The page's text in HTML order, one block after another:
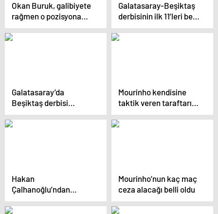
Okan Buruk, galibiyete
rağmen o pozisyona
isyan etti
Galatasaray-Beşiktaş
derbisinin ilk 11’leri belli
oldu
Galatasaray’da
Beşiktaş derbisi
öncesinde büyük bir
sorun patlak verdi
Mourinho kendisine
taktik veren taraftarı
yerin dibine soktu
Hakan
Çalhanoğlu’ndan
Inter’e kötü haber
Mourinho’nun kaç maç
ceza alacağı belli oldu